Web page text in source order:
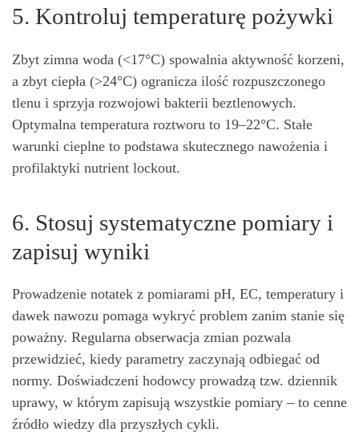
5. Kontroluj temperaturę pożywki
Zbyt zimna woda (<17°C) spowalnia aktywność korzeni,
a zbyt ciepła (>24°C) ogranicza ilość rozpuszczonego
tlenu i sprzyja rozwojowi bakterii beztlenowych.
Optymalna temperatura roztworu to 19–22°C. Stałe
warunki cieplne to podstawa skutecznego nawożenia i
profilaktyki nutrient lockout.
6. Stosuj systematyczne pomiary i
zapisuj wyniki
Prowadzenie notatek z pomiarami pH, EC, temperatury i
dawek nawozu pomaga wykryć problem zanim stanie się
poważny. Regularna obserwacja zmian pozwala
przewidzieć, kiedy parametry zaczynają odbiegać od
normy. Doświadczeni hodowcy prowadzą tzw. dziennik
uprawy, w którym zapisują wszystkie pomiary – to cenne
źródło wiedzy dla przyszłych cykli.